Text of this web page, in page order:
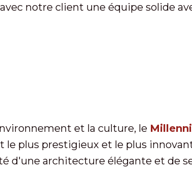
notre client une équipe solide
et la culture, le
plus prestigieux et le plus
d'une architecture élégante et de